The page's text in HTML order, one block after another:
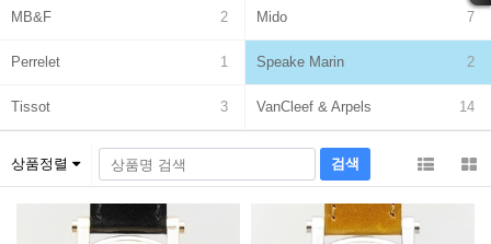
MB&F 2 Mido 7
Perrelet 1 Speake Marin 2
Tissot 3 VanCleef & Arpels 14
상품정렬